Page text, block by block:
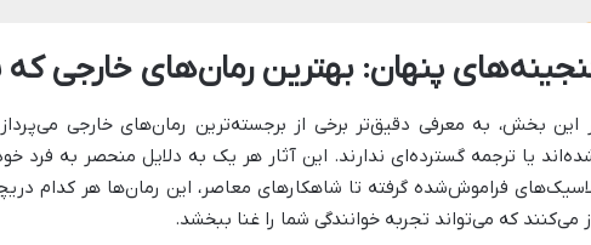
پنهان: بهترین رمان‌های خارجی که
این بخش، به معرفی دقیق‌تر برخی از برجسته‌ترین رمان‌های خارجی
یا ترجمه گسترده‌ای ندارند. این آثار هر یک به دلایل منحصر به فرد
فراموش‌شده گرفته تا شاهکارهای معاصر، این رمان‌ها هر کدام
می‌کنند که می‌تواند تجربه خوانندگی شما را غنا ببخشد.